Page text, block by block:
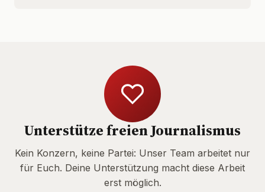
Unterstütze freien Journalismus
Kein Konzern, keine Partei: Unser Team arbeitet nur
für Euch. Deine Unterstützung macht diese Arbeit
erst möglich.